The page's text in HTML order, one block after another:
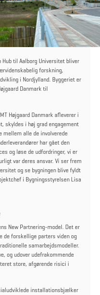
til Aalborg Universitet bliver
forskning,
i Nordjylland. Byggeriet er
Danmark til
Højgaard Danmark afleverer i
skyldes i høj grad engagement
mellem alle de involverede
har gået den
og løse de udfordringer, vi er
var deres ansvar. Vi ser frem
og se bygningen blive fyldt
i Bygningsstyrelsen Lisa
New Partnering-model. Det er
de forskellige parters viden og
samarbejdsmodeller.
og udover udefrakommende
store, afgørende risici i
installationsbjælker